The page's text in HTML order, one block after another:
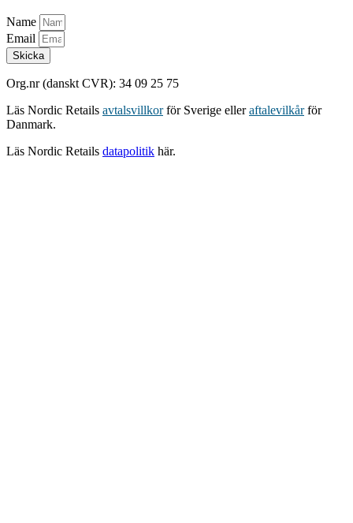
Name
Email
Skicka
Org.nr (danskt CVR): 34 09 25 75
Läs Nordic Retails avtalsvillkor för Sverige elleraftalevilkår för
Danmark.
Läs Nordic Retails datapolitik här.